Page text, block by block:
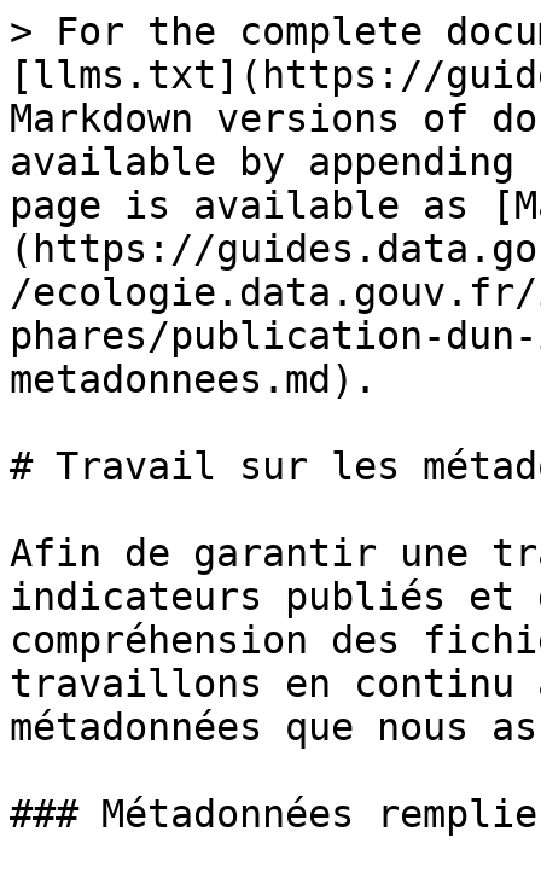
> For the complete
[llms.txt](https://
Markdown versions of
available by
page is available as
(https://
/
phares/publication-
metadonnees.md).
# Travail sur les
Afin de garantir une
indicateurs publiés et
compréhension des
travaillons en continu
métadonnées que nous
### Métadonnées